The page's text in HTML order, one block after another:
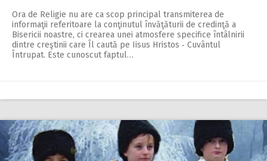
Ora de Religie nu are ca scop principal transmiterea de
informaţii referitoare la conţinutul învăţăturii de credinţă a
Bisericii noastre, ci crearea unei atmosfere specifice întâlnirii
dintre creştinii care Îl caută pe Iisus Hristos ‑ Cuvântul
Întrupat. Este cunoscut faptul…